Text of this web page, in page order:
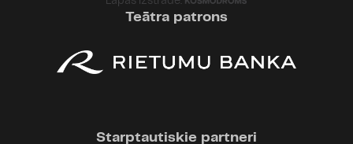
Pēteris Liepiņš ir noteikti Aktieris
Iluta Grebska blogā:
Teātra patrons
Starptautiskie partneri